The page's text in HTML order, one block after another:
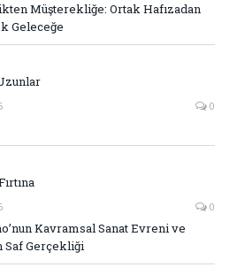
Müşterekliğe: Ortak Hafızadan
Geleceğe
0
0
Kavramsal Sanat Evreni ve
Saf Gerçekliği